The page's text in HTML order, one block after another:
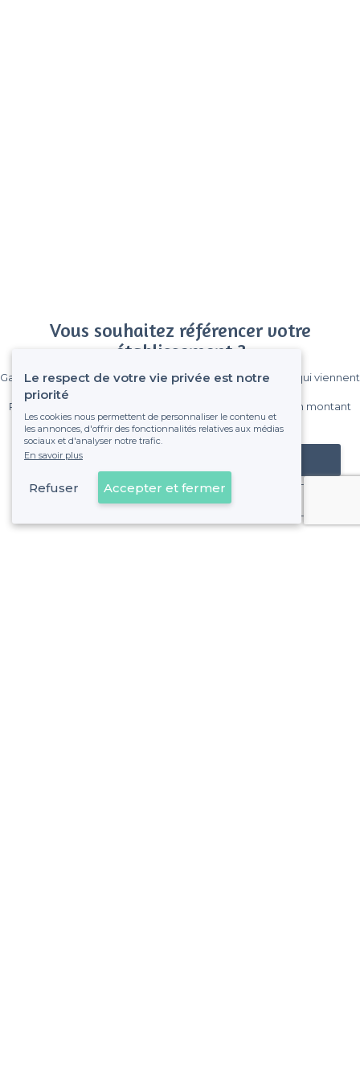
Vous souhaitez référencer votre
établissement ?
Gagnez de nombreux clients parmi le million de visiteurs qui viennent
Pas de commissions et sans engagement, vous payez un montant
fixe sans risque de voir déraper la facture.
Référencer mon établissement
Déjà client
Le respect de votre vie privée est notre
priorité
Les cookies nous permettent de personnaliser le contenu et
les annonces, d'offrir des fonctionnalités relatives aux médias
sociaux et d'analyser notre trafic.
En savoir plus
Refuser Accepter et fermer